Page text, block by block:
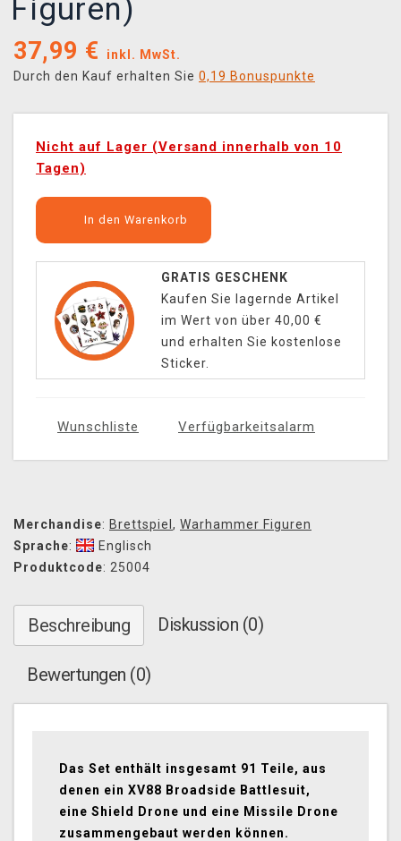
Figuren)
37,99 €
inkl. MwSt.
Durch den Kauf erhalten Sie 0,19 Bonuspunkte
Nicht auf Lager (Versand innerhalb von 10
Tagen)
In den Warenkorb
GRATIS GESCHENK
Kaufen Sie lagernde Artikel
im Wert von über 40,00 €
und erhalten Sie kostenlose
Sticker.
Wunschliste Verfügbarkeitsalarm
Merchandise: Brettspiel , Warhammer Figuren
Sprache:
Englisch
Produktcode: 25004
Beschreibung Diskussion (0)
Bewertungen (0)
Das Set enthält insgesamt 91 Teile, aus
denen ein XV88 Broadside Battlesuit,
eine Shield Drone und eine Missile Drone
zusammengebaut werden können.